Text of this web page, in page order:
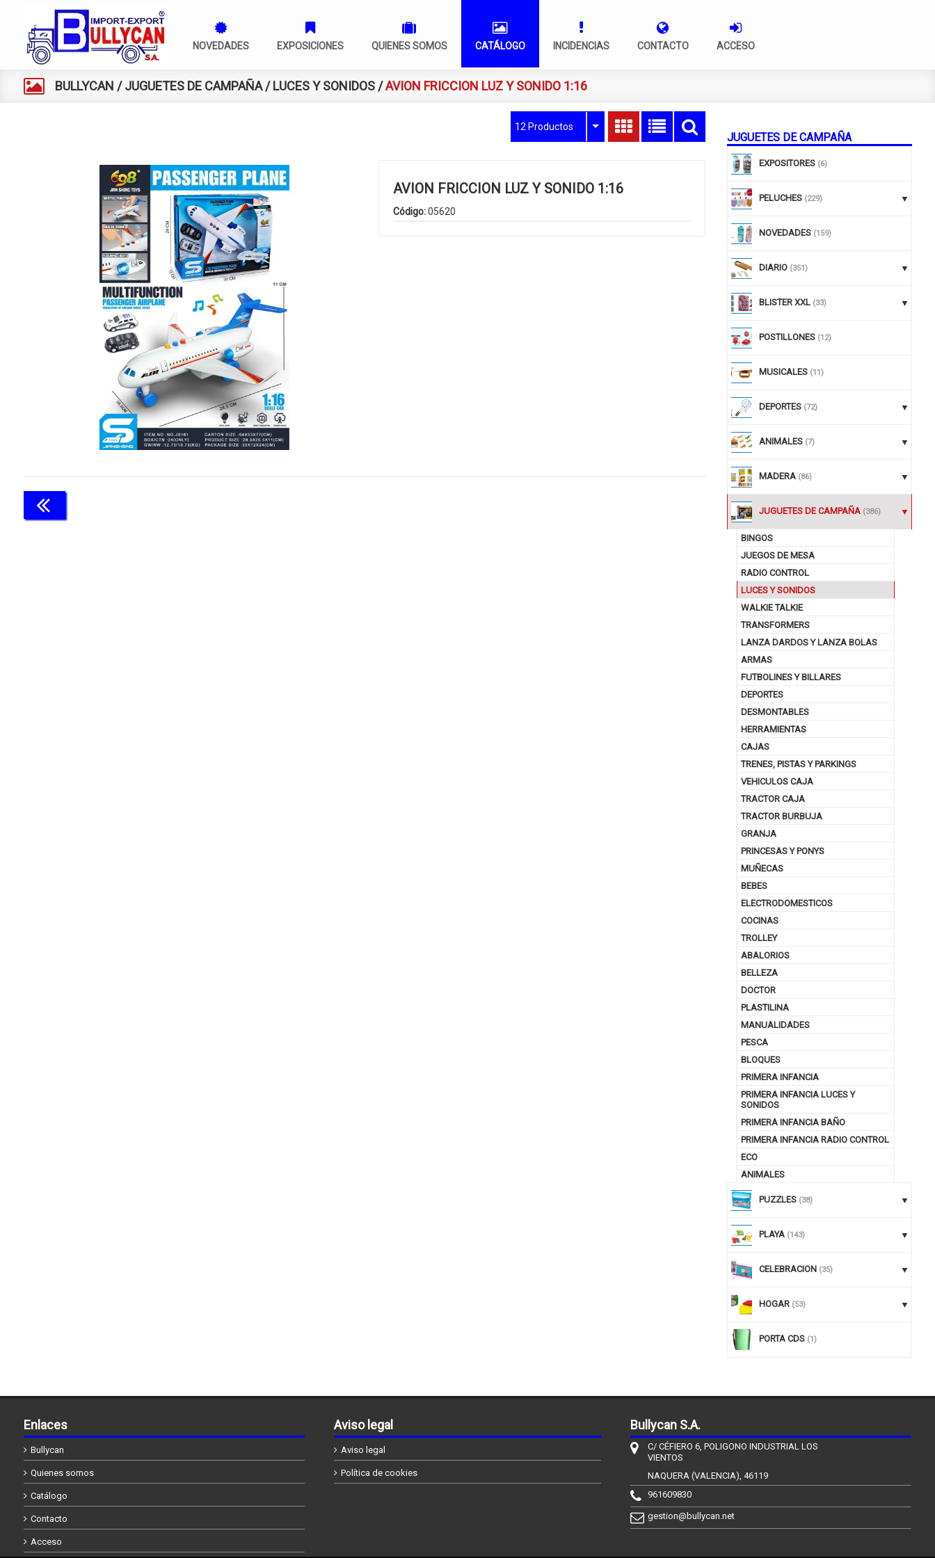
NOVEDADES EXPOSICIONES QUIENES SOMOS CATÁLOGO INCIDENCIAS CONTACTO ACCESO
BULLYCAN /JUGUETES DE CAMPAÑA/LUCES Y SONIDOS/AVION FRICCION LUZ Y SONIDO 1:16
JUGUETES DE CAMPAÑA
EXPOSITORES (6)
PELUCHES (229)
NOVEDADES (159)
DIARIO (351)
BLISTER XXL (33)
POSTILLONES (12)
MUSICALES (11)
DEPORTES (72)
ANIMALES (7)
MADERA (86)
JUGUETES DE CAMPAÑA (386)
BINGOS
JUEGOS DE MESA
RADIO CONTROL
LUCES Y SONIDOS
WALKIE TALKIE
TRANSFORMERS
LANZA DARDOS Y LANZA BOLAS
ARMAS
FUTBOLINES Y BILLARES
DEPORTES
DESMONTABLES
HERRAMIENTAS
CAJAS
TRENES, PISTAS Y PARKINGS
VEHICULOS CAJA
TRACTOR CAJA
TRACTOR BURBUJA
GRANJA
PRINCESAS Y PONYS
MUÑECAS
BEBES
ELECTRODOMESTICOS
COCINAS
TROLLEY
ABALORIOS
BELLEZA
DOCTOR
PLASTILINA
MANUALIDADES
PESCA
BLOQUES
PRIMERA INFANCIA
PRIMERA INFANCIA LUCES Y
SONIDOS
PRIMERA INFANCIA BAÑO
PRIMERA INFANCIA RADIO CONTROL
ECO
ANIMALES
PUZZLES (38)
PLAYA (143)
CELEBRACION (35)
HOGAR (53)
PORTA CDS (1)
12 Productos
AVION FRICCION LUZ Y SONIDO 1:16
Código:05620
Enlaces
Bullycan
Quienes somos
Catálogo
Contacto
Acceso
Aviso legal
Aviso legal
Política de cookies
Bullycan S.A.
C/ CÉFIERO 6, POLIGONO INDUSTRIAL LOS
VIENTOS
NAQUERA (VALENCIA), 46119
961609830
gestion@bullycan.net